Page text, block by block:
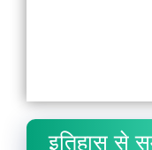
इतिहास से